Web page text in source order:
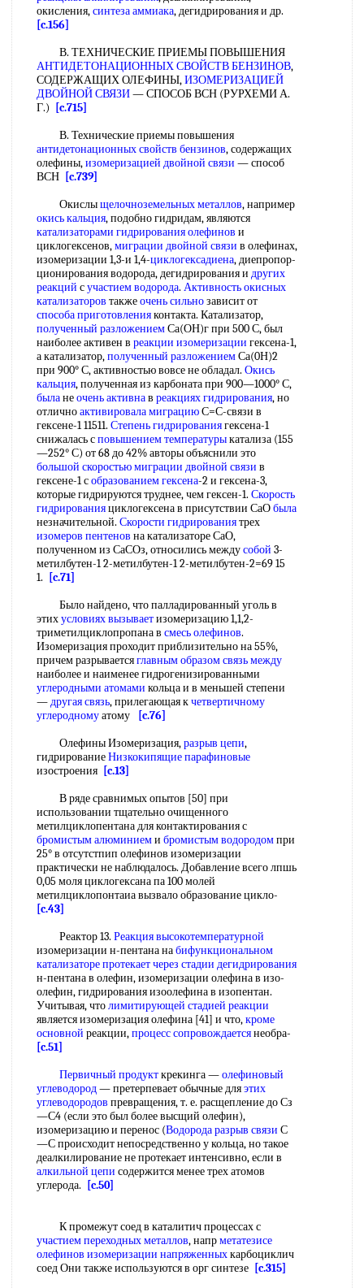
окисления,синтеза аммиака, дегидрирования и др.
[c.156]
В. ТЕХНИЧЕСКИЕ ПРИЕМЫ ПОВЫШЕНИЯ
АНТИДЕТОНАЦИОННЫХ СВОЙСТВ БЕНЗИНОВ,
СОДЕРЖАЩИХ ОЛЕФИНЫ,ИЗОМЕРИЗАЦИЕЙ
ДВОЙНОЙ СВЯЗИ— СПОСОБ ВСН (РУРХЕМИ А.
Г.)
[c.715]
В. Технические приемы повышения
антидетонационных свойств бензинов, содержащих
олефины,изомеризацией двойной связи — способ
ВСН [c.739]
Окислыщелочноземельных металлов, например
окись кальция, подобно гидридам, являются
катализаторами гидрирования олефинов и
циклогексенов,миграции двойной связи в олефинах,
изомеризации 1,3-и 1,4-циклогексадиена, диепропор-
ционирования водорода, дегидрирования и других
реакций сучастием водорода. Активность окисных
катализаторов такжеочень сильнозависит от
способа приготовленияконтакта. Катализатор,
полученный разложениемСа(ОН)г при 500 С, был
наиболее активен в реакции изомеризации гексена-1,
а катализатор,полученный разложениемСа(0Н)2
при 900° С, активностью вовсе не обладал. Окись
кальция, полученная из карбоната при 900—1000° С,
быланеочень активнав реакциях гидрирования, но
отличноактивировала миграциюС=С-связи в
гексене-1 11511. Степень гидрированиягексена-1
снижалась сповышением температурыкатализа (155
—252° С) от 68 до 42% авторы объяснили это
большой скоростьюмиграции двойной связи в
гексене-1 собразованием гексена-2 и гексена-3,
которые гидрируются труднее, чем гексен-1. Скорость
гидрированияциклогексена в присутствии СаОбыла
незначительной. Скорости гидрированиятрех
изомеров пентенов на катализаторе СаО,
полученном из СаСОз, относились междусобой 3-
метилбутен-1 2-метилбутен-1 2-метилбутен-2=69 15
1.
[c.71]
Было найдено, что палладированный уголь в
этихусловиях вызываетизомеризацию 1,1,2-
триметилциклопропана в смесь олефинов.
Изомеризация проходит приблизительно на 55%,
причем разрываетсяглавным образомсвязь между
наиболее и наименее гидрогенизированными
углеродными атомами кольца и в меньшей степени
—другая связь, прилегающая кчетвертичному
углеродномуатому
[c.76]
Олефины Изомеризация,разрыв цепи,
гидрированиеНизкокипящие парафиновые
изостроения [c.13]
В ряде сравнимых опытов [50] при
использовании тщательно очищенного
метилциклопентана для контактирования с
бромистым алюминиеми бромистым водородомпри
25° в отсутстпип олефинов изомеризации
практически не наблюдалось. Добавление всего лпшь
0,05 моля циклогексана па 100 молей
метилциклопонтаиа вызвало образование цикло-
[c.43]
Реактор 13. Реакция высокотемпературной
изомеризации н-пентана набифункциональном
катализаторепротекает через стадии дегидрирования
н-пентана в олефин, изомеризации олефина в изо-
олефин, гидрирования изоолефина в изопентан.
Учитывая, чтолимитирующей стадией реакции
является изомеризация олефина [41] и что,кроме
основной реакции,процесс сопровождаетсянеобра-
[c.51]
Первичный продукткрекинга —олефиновый
углеводород— претерпевает обычные дляэтих
углеводородов превращения, т. е. расщепление до Сз
—С4 (если это был более высщий олефин),
изомеризацию и перенос (Водорода разрыв связи С
—С происходит непосредственно у кольца, но такое
деалкилирование не протекает интенсивно, если в
алкильной цепи содержится менее трех атомов
углерода.
[c.50]
К промежут соед в каталитич процессах с
участием переходных металлов, напрметатезисе
олефинов изомеризации напряженныхкарбоциклич
соед Они также используются в орг синтезе [c.315]